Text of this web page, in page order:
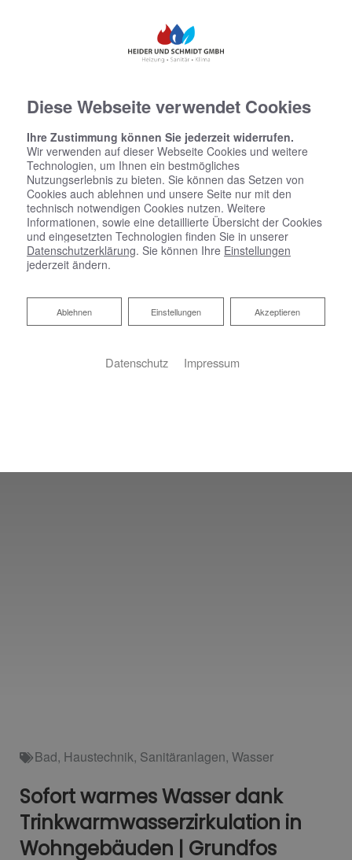
Bad, Haustechnik, Sanitäranlagen, Wasser
Sofort warmes Wasser dank
Trinkwarmwasserzirkulation in
Wohngebäuden | Grundfos
Diese Webseite verwendet Cookies
Ihre Zustimmung können Sie jederzeit widerrufen.
Wir verwenden auf dieser Webseite Cookies und weitere
Technologien, um Ihnen ein bestmögliches
Nutzungserlebnis zu bieten. Sie können das Setzen von
Cookies auch ablehnen und unsere Seite nur mit den
technisch notwendigen Cookies nutzen. Weitere
Informationen, sowie eine detaillierte Übersicht der Cookies
und eingesetzten Technologien finden Sie in unserer
Datenschutzerklärung. Sie können Ihre Einstellungen
jederzeit ändern.
Akzeptieren
Einstellungen
Ablehnen
Ablehnen
Datenschutz Impressum